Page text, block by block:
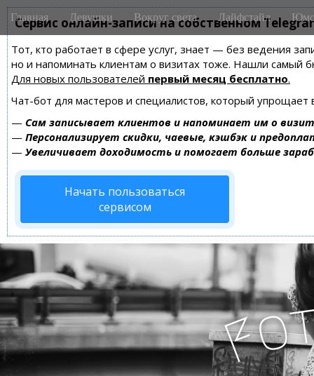
Сервис онлайн-записи на собственном
Тот, кто работает в сфере услуг, знает — без ведения
но и напоминать клиентам о визитах тоже. Нашли самый
Для новых пользователей первый месяц бесплатно.
Чат-бот для мастеров и специалистов, который упрощает
— Сам записывает клиентов и напоминает им о
— Персонализирует скидки, чаевые, кэшбэк и
— Увеличивает доходимость и помогает больше
Начать пользоваться
сервисом
M
a
n
m
e
n
u
i
Главная Девушки Вокруг света Лайфстайл
Fo